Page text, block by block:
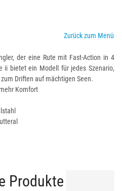
Zurück zum Menü
der eine Rute mit Fast-Action in 4
ii bietet ein Modell für jedes Szenario,
Driften auf mächtigen Seen.
Komfort
Produkte